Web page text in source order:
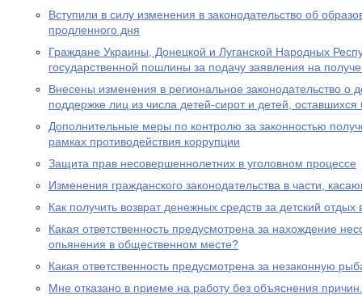
Вступили в силу изменения в законодательство об
продленного дня
Граждане Украины, Донецкой и Луганской Народных
государственной пошлины за подачу заявления на
Внесены изменения в региональное законодательство о
поддержке лиц из числа детей-сирот и детей,
Дополнительные меры по контролю за законностью
рамках противодействия коррупции
Защита прав несовершеннолетних в уголовном процессе
Изменения гражданского законодательства в части,
Как получить возврат денежных средств за детский отдых
Какая ответственность предусмотрена за нахождение
опьянения в общественном месте?
Какая ответственность предусмотрена за незаконную
Мне отказано в приеме на работу без объяснения